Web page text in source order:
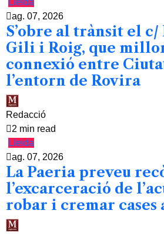
ag. 07, 2026
S’obre al trànsit el
Gili i Roig, que
connexió entre
l’entorn de Rovira
Redacció
2 min read
Lleida
ag. 07, 2026
La Paeria preveu
l’excarceració de
robar i cremar cases